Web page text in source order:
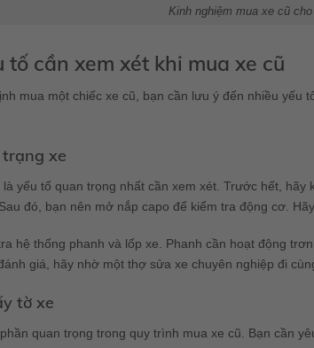
Kinh nghiệm mua xe cũ
tố cần xem xét khi mua xe cũ
mua một chiếc xe cũ, bạn cần lưu ý đến nhiều yếu
xe
yếu tố quan trọng nhất cần xem xét. Trước hết,
đó, bạn nên mở nắp capo để kiểm tra động cơ.
hệ thống phanh và lốp xe. Phanh cần hoạt động
giá, hãy nhờ một thợ sửa xe chuyên nghiệp đi
tờ xe
quan trọng trong quy trình mua xe cũ. Bạn cần